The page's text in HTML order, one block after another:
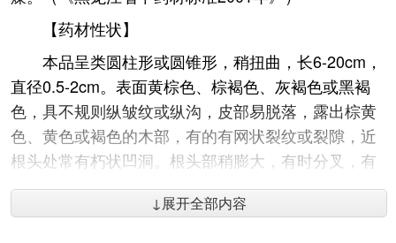
【药材性状】
本品呈类圆柱形或圆锥形，稍扭曲，长6-20cm，
直径0.5-2cm。表面黄棕色、棕褐色、灰褐色或黑褐
色，具不规则纵皱纹或纵沟，皮部易脱落，露出棕黄
色、黄色或褐色的木部，有的有网状裂纹或裂隙，近
根头处常有朽状凹洞。根头部稍膨大，有时分叉，有
白色绒毛，有的可见鞘状叶柄残基。质硬而脆，断面
皮部黄白色或淡黄棕色，木部淡黄色或淡棕黄色，皮
↓展开全部内容